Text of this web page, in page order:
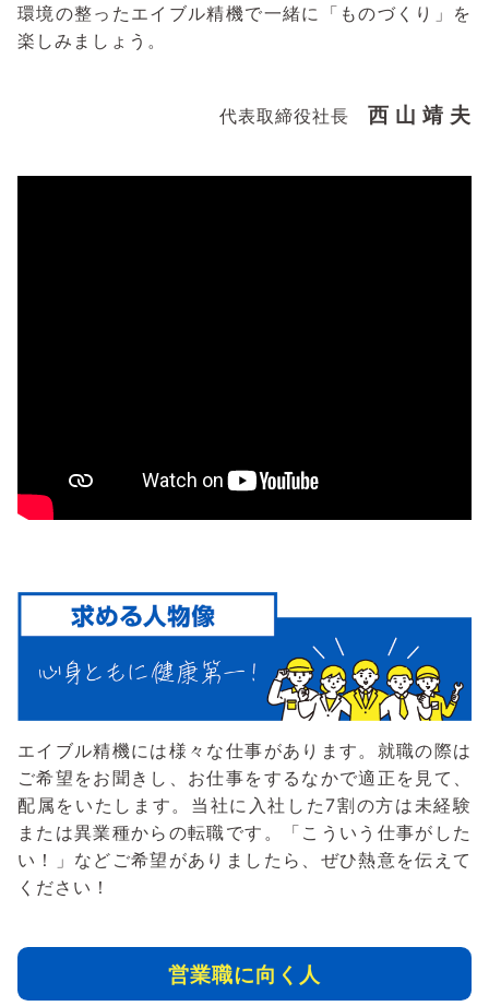
環境の整ったエイブル精機で一緒に「ものづくり」を
楽しみましょう。
代表取締役社長 西 山 靖 夫
エイブル精機には様々な仕事があります。就職の際は
ご希望をお聞きし、お仕事をするなかで適正を見て、
配属をいたします。当社に入社した7割の方は未経験
または異業種からの転職です。「こういう仕事がした
い！」などご希望がありましたら、ぜひ熱意を伝えて
ください！
営業職に向く人